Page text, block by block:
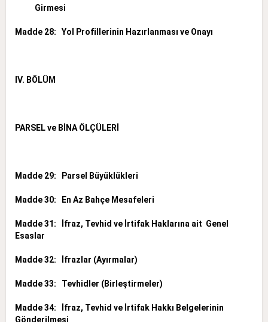
Girmesi
Madde 28: Yol Profillerinin Hazırlanması ve Onayı
IV. BÖLÜM
PARSEL ve BİNA ÖLÇÜLERİ
Madde 29: Parsel Büyüklükleri
Madde 30: En Az Bahçe Mesafeleri
Madde 31: İfraz, Tevhid ve İrtifak Haklarına ait Genel
Esaslar
Madde 32: İfrazlar (Ayırmalar)
Madde 33: Tevhidler (Birleştirmeler)
Madde 34: İfraz, Tevhid ve İrtifak Hakkı Belgelerinin
Gönderilmesi